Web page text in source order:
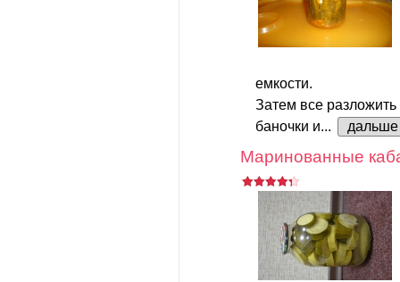
емкости.
Затем все
баночки и...
дальше
Маринованные